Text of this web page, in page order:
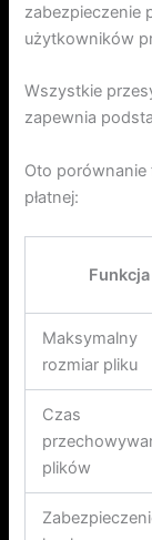
zabezpieczenie
użytkowników
Wszystkie
zapewnia
Oto porównanie
płatnej:
Funkcja
Maksymalny
rozmiar pliku
Czas
plików